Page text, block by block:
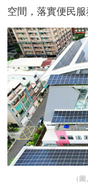
空間，落實便民服
（